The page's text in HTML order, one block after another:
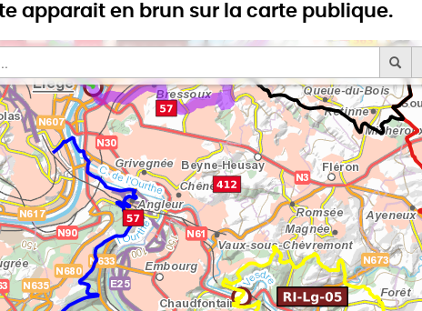
apparait en brun sur la carte publique.